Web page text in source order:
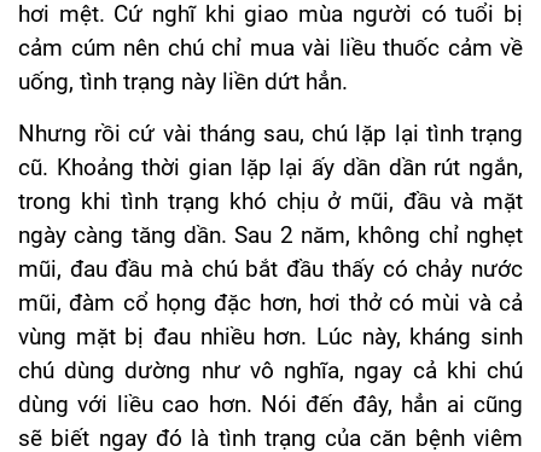
hơi mệt. Cứ nghĩ khi giao mùa người có tuổi bị
cảm cúm nên chú chỉ mua vài liều thuốc cảm về
uống, tình trạng này liền dứt hẳn.
Nhưng rồi cứ vài tháng sau, chú lặp lại tình trạng
cũ. Khoảng thời gian lặp lại ấy dần dần rút ngắn,
trong khi tình trạng khó chịu ở mũi, đầu và mặt
ngày càng tăng dần. Sau 2 năm, không chỉ nghẹt
mũi, đau đầu mà chú bắt đầu thấy có chảy nước
mũi, đàm cổ họng đặc hơn, hơi thở có mùi và cả
vùng mặt bị đau nhiều hơn. Lúc này, kháng sinh
chú dùng dường như vô nghĩa, ngay cả khi chú
dùng với liều cao hơn. Nói đến đây, hẳn ai cũng
sẽ biết ngay đó là tình trạng của căn bệnh viêm